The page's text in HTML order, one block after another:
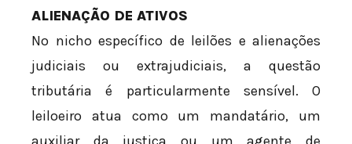
ALIENAÇÃO DE ATIVOS
No nicho específico de leilões e alienações
judiciais ou extrajudiciais, a questão
tributária é particularmente sensível. O
leiloeiro atua como um mandatário, um
auxiliar da justiça ou um agente de